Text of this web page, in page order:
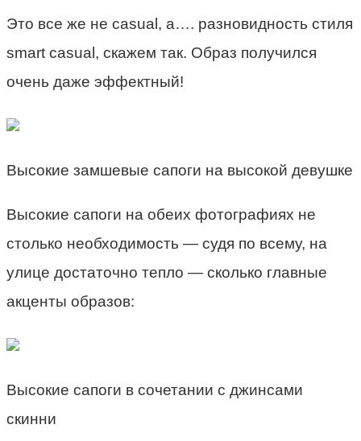
Это все же не casual, а…. разновидность стиля
smart casual, скажем так. Образ получился
очень даже эффектный!
Высокие замшевые сапоги на высокой девушке
Высокие сапоги на обеих фотографиях не
столько необходимость — судя по всему, на
улице достаточно тепло — сколько главные
акценты образов:
Высокие сапоги в сочетании с джинсами
скинни